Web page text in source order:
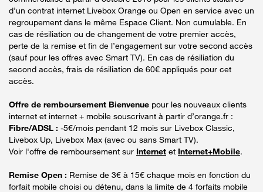
d’un contrat internet Livebox Orange ou Open en service avec un
regroupement dans le même Espace Client. Non cumulable. En
cas de résiliation ou de changement de votre premier accès,
perte de la remise et fin de l’engagement sur votre second accès
(sauf pour les offres avec Smart TV). En cas de résiliation du
second accès, frais de résiliation de 60€ appliqués pour cet
accès.
Offre de remboursement Bienvenue pour les nouveaux clients
internet et internet + mobile souscrivant à partir d’orange.fr :
Fibre/ADSL : -5€/mois pendant 12 mois sur Livebox Classic,
Livebox Up, Livebox Max (avec ou sans Smart TV).
Voir l'offre de remboursement sur Internet et Internet+Mobile.
Remise Open : Remise de 3€ à 15€ chaque mois en fonction du
forfait mobile choisi ou détenu, dans la limite de 4 forfaits mobile